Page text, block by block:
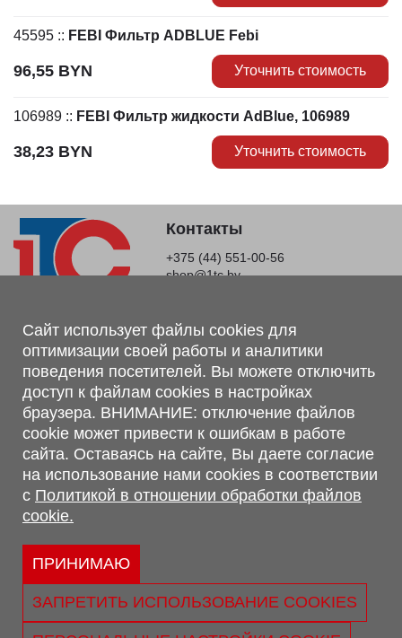
45595 :: FEBI Фильтр ADBLUE Febi
96,55 BYN Уточнить стоимость
106989 :: FEBI Фильтр жидкости AdBlue, 106989
38,23 BYN Уточнить стоимость
Контакты
+375 (44) 551-00-56
shop@1tc.by
Магазин, склад
г. Минск, Минский р-н, п. Привольный, ул. Мира, 20А,
223062
г. Брест, ул. Лейтенанта Рябцева, 108 В, 224701
Обращаем Ваше внимание, что вся предоставленная на сайте
информация, касающаяся комплектаций, технических
характеристик, цветовых сочетаний, а также стоимости и
сервисного обслуживания носит информационный характер и
не является публичной офертой, определяемой п.2 ст.407
Гражданского кодекса Республики Беларусь.
Политика обработки персональных данных
Политикой в отношении обработки файлов cookie.
Свидетельство о регистрации №290667530 выдано 02.02.2009
Сайт использует файлы cookies для
оптимизации своей работы и аналитики
поведения посетителей. Вы можете отключить
доступ к файлам cookies в настройках
браузера. ВНИМАНИЕ: отключение файлов
cookie может привести к ошибкам в работе
сайта. Оставаясь на сайте, Вы даете согласие
на использование нами cookies в соответствии
с Политикой в отношении обработки файлов
cookie.
ПРИНИМАЮ
ЗАПРЕТИТЬ ИСПОЛЬЗОВАНИЕ COOKIES